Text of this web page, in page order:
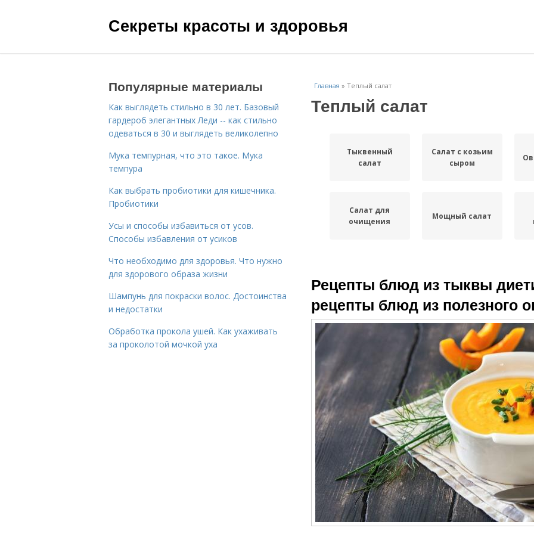
Секреты красоты и здоровья
Главная » Теплый салат
Теплый салат
Тыквенный
салат
Салат с козьим
сыром
Салат для
очищения
Мощный салат
гранатом
Салат из свеклы
и
Салат для
Салаты для
похудения
Салаты для
стройного тела
Рецепты блюд из тыквы
рецепты блюд из полезного
Популярные материалы
Как выглядеть стильно в 30 лет. Базовый
гардероб элегантных Леди -- как стильно
одеваться в 30 и выглядеть великолепно
Мука темпурная, что это такое. Мука
темпура
Как выбрать пробиотики для кишечника.
Пробиотики
Усы и способы избавиться от усов.
Способы избавления от усиков
Что необходимо для здоровья. Что нужно
для здорового образа жизни
Шампунь для покраски волос. Достоинства
и недостатки
Обработка прокола ушей. Как ухаживать
за проколотой мочкой уха